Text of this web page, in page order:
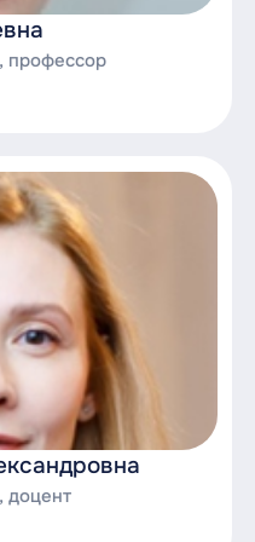
в
право;
лиц;
профессор
доцент